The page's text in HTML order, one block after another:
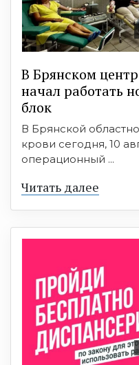
В Брянском
начал работать
блок
В Брянской
крови сегодня, 10
операционный ...
Читать далее